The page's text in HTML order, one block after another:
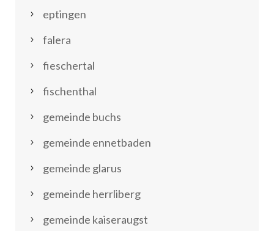
eptingen
falera
fieschertal
fischenthal
gemeinde buchs
gemeinde ennetbaden
gemeinde glarus
gemeinde herrliberg
gemeinde kaiseraugst